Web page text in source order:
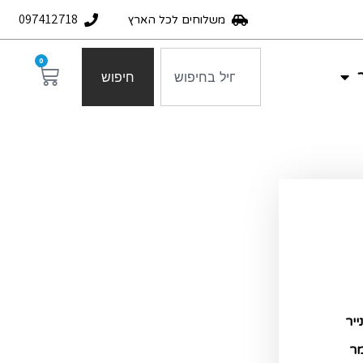
משלוחים לכל הארץ 097412718
חיפוש
0